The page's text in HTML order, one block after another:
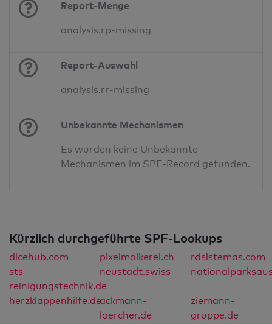
Report-Menge
analysis.rp-missing
Report-Auswahl
analysis.rr-missing
Unbekannte Mechanismen
Es wurden keine Unbekannte
Mechanismen im SPF-Record gefunden.
Kürzlich durchgeführte SPF-Lookups
dicehub.com pixelmolkerei.ch
rdsistemas.com
sts-
reinigungstechnik.de
neustadt.swiss
herzklappenhilfe.deackmann-
loercher.de
ziemann-
gruppe.de